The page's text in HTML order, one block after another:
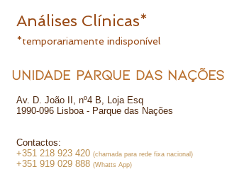
Análises Clínicas*
*temporariamente indisponível
Av. D. João II, nº4 B, Loja Esq
1990-096 Lisboa - Parque das Nações​​
Contactos:
+351 218 923 420 (chamada para rede fixa nacional)
+351 919 029 888 (Whatts App)
UNIDADE PARQUE DAS NAÇÕES